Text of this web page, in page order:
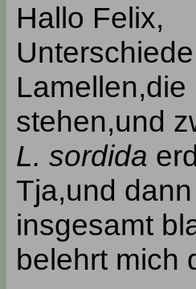
Hallo Felix,
Lamellen,die
stehen,und
L. sordida
Tja,und
insgesamt
belehrt mich